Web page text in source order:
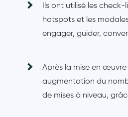
Ils ont utilisé les
hotspots et les
engager, guider,
Après la mise en
augmentation du
de mises à niveau,